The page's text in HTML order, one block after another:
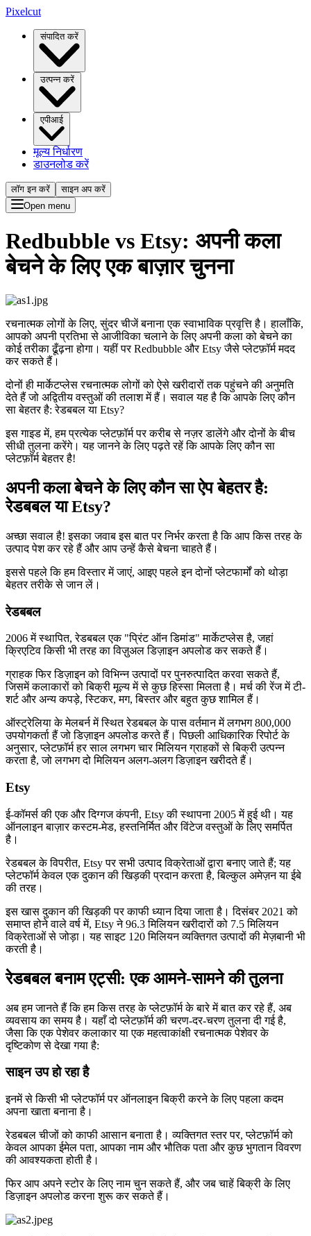
Pixelcut
संपादित करें
उत्पन्न करें
एपीआई
मूल्य निर्धारण
डाउनलोड करें
लॉग इन करें
साइन अप करें
Open menu
Redbubble vs Etsy: अपनी कला
बेचने के लिए एक बाज़ार चुनना
रचनात्मक लोगों के लिए, सुंदर चीजें बनाना एक स्वाभाविक प्रवृत्ति है। हालाँकि,
आपको अपनी प्रतिभा से आजीविका चलाने के लिए अपनी कला को बेचने का
कोई तरीका ढूँढ़ना होगा। यहीं पर Redbubble और Etsy जैसे प्लेटफ़ॉर्म मदद
कर सकते हैं।
दोनों ही मार्केटप्लेस रचनात्मक लोगों को ऐसे खरीदारों तक पहुंचने की अनुमति
देते हैं जो अद्वितीय वस्तुओं की तलाश में हैं। सवाल यह है कि आपके लिए कौन
सा बेहतर है: रेडबबल या Etsy?
इस गाइड में, हम प्रत्येक प्लेटफ़ॉर्म पर करीब से नज़र डालेंगे और दोनों के बीच
सीधी तुलना करेंगे। यह जानने के लिए पढ़ते रहें कि आपके लिए कौन सा
प्लेटफ़ॉर्म बेहतर है!
अपनी कला बेचने के लिए कौन सा ऐप बेहतर है:
रेडबबल या Etsy?
अच्छा सवाल है! इसका जवाब इस बात पर निर्भर करता है कि आप किस तरह के
उत्पाद पेश कर रहे हैं और आप उन्हें कैसे बेचना चाहते हैं।
इससे पहले कि हम विस्तार में जाएं, आइए पहले इन दोनों प्लेटफार्मों को थोड़ा
बेहतर तरीके से जान लें।
रेडबबल
2006 में स्थापित, रेडबबल एक "प्रिंट ऑन डिमांड" मार्केटप्लेस है, जहां
क्रिएटिव किसी भी तरह का विज़ुअल डिज़ाइन अपलोड कर सकते हैं।
ग्राहक फिर डिज़ाइन को विभिन्न उत्पादों पर पुनरुत्पादित करवा सकते हैं,
जिसमें कलाकारों को बिक्री मूल्य में से कुछ हिस्सा मिलता है। मर्च की रेंज में टी-
शर्ट और अन्य कपड़े, स्टिकर, मग, बिस्तर और बहुत कुछ शामिल हैं।
ऑस्ट्रेलिया के मेलबर्न में स्थित रेडबबल के पास वर्तमान में लगभग 800,000
उपयोगकर्ता हैं जो डिज़ाइन अपलोड करते हैं। पिछली आधिकारिक रिपोर्ट के
अनुसार, प्लेटफ़ॉर्म हर साल लगभग चार मिलियन ग्राहकों से बिक्री उत्पन्न
करता है, जो लगभग दो मिलियन अलग-अलग डिज़ाइन खरीदते हैं।
Etsy
ई-कॉमर्स की एक और दिग्गज कंपनी, Etsy की स्थापना 2005 में हुई थी। यह
ऑनलाइन बाज़ार कस्टम-मेड, हस्तनिर्मित और विंटेज वस्तुओं के लिए समर्पित
है।
रेडबबल के विपरीत, Etsy पर सभी उत्पाद विक्रेताओं द्वारा बनाए जाते हैं; यह
प्लेटफॉर्म केवल एक दुकान की खिड़की प्रदान करता है, बिल्कुल अमेज़न या ईबे
की तरह।
इस खास दुकान की खिड़की पर काफी ध्यान दिया जाता है। दिसंबर 2021 को
समाप्त होने वाले वर्ष में, Etsy ने 96.3 मिलियन खरीदारों को 7.5 मिलियन
विक्रेताओं से जोड़ा। यह साइट 120 मिलियन व्यक्तिगत उत्पादों की मेज़बानी भी
करती है।
रेडबबल बनाम एट्सी: एक आमने-सामने की तुलना
अब हम जानते हैं कि हम किस तरह के प्लेटफ़ॉर्म के बारे में बात कर रहे हैं, अब
व्यवसाय का समय है। यहाँ दो प्लेटफ़ॉर्म की चरण-दर-चरण तुलना दी गई है,
जैसा कि एक पेशेवर कलाकार या एक महत्वाकांक्षी रचनात्मक पेशेवर के
दृष्टिकोण से देखा गया है:
साइन उप हो रहा है
इनमें से किसी भी प्लेटफॉर्म पर ऑनलाइन बिक्री करने के लिए पहला कदम
अपना खाता बनाना है।
रेडबबल चीजों को काफी आसान बनाता है। व्यक्तिगत स्तर पर, प्लेटफ़ॉर्म को
केवल आपका ईमेल पता, आपका नाम और भौतिक पता और कुछ भुगतान विवरण
की आवश्यकता होती है।
फिर आप अपने स्टोर के लिए नाम चुन सकते हैं, और जब चाहें बिक्री के लिए
डिज़ाइन अपलोड करना शुरू कर सकते हैं।